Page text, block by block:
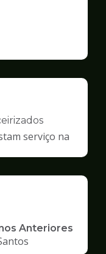
serviço na
Anteriores